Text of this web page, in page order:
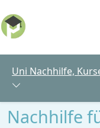
Uni Nachhilfe,
Nachhilfe